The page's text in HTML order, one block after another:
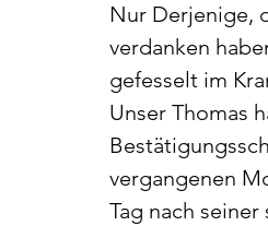
Nur Derjenige,
verdanken
gefesselt im
Unser Thomas
vergangenen
Tag nach seiner